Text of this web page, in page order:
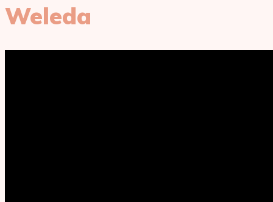
Weleda